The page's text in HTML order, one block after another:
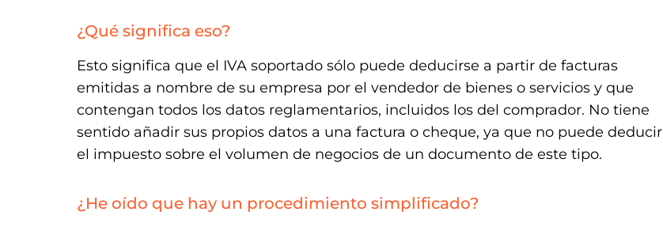
¿Qué significa eso?
Esto significa que el IVA soportado sólo puede deducirse a partir de facturas
emitidas a nombre de su empresa por el vendedor de bienes o servicios y que
contengan todos los datos reglamentarios, incluidos los del comprador. No tiene
sentido añadir sus propios datos a una factura o cheque, ya que no puede deducir
el impuesto sobre el volumen de negocios de un documento de este tipo.
¿He oído que hay un procedimiento simplificado?